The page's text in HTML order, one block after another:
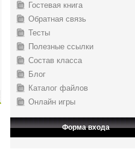
Гостевая книга
Обратная связь
Тесты
Полезные ссылки
Состав класса
Блог
Каталог файлов
Онлайн игры
Форма входа